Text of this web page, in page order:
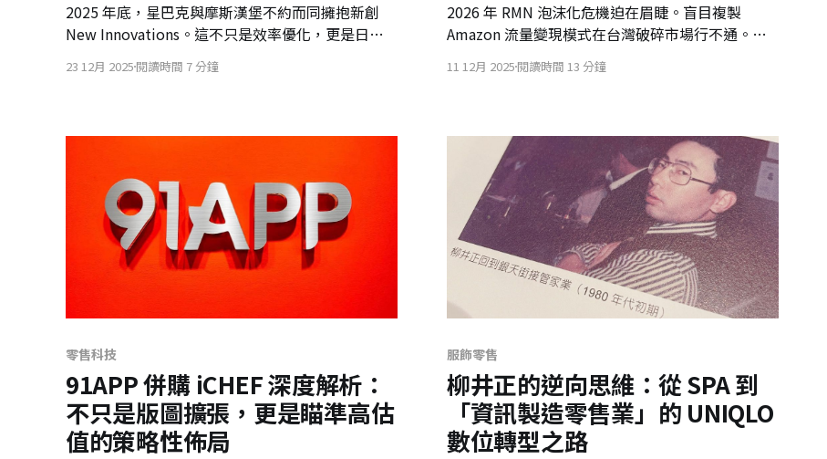
2025 年底，星巴克與摩斯漢堡不約而同擁抱新創
New Innovations。這不只是效率優化，更是日本
服務業的結構性轉變：當自動化成為生命線，人類
該如何回歸高價值的款待服務？
23 12月 2025 閱讀時間 7 分鐘
2026 年 RMN 泡沫化危機迫在眉睫。盲目複製
Amazon 流量變現模式在台灣破碎市場行不通。本
文解析日本三大超商（全家、7-11、Lawson）的突
圍策略，並提出以「AI 預測」與「實體逆襲」取代
11 12月 2025閱讀時間 13 分鐘
零售科技
91APP 併購 iCHEF 深度解析：
不只是版圖擴張，更是瞄準高估
值的策略性佈局
服飾零售
柳井正的逆向思維：從 SPA 到
「資訊製造零售業」的 UNIQLO
數位轉型之路